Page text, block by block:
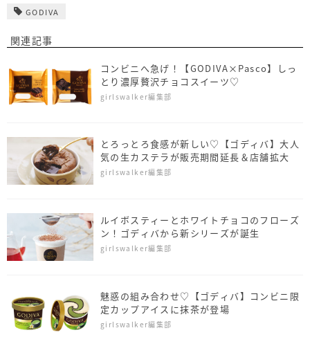
GODIVA
関連記事
コンビニへ急げ！【GODIVA×Pasco】しっ
とり濃厚贅沢チョコスイーツ♡
girlswalker編集部
とろっとろ食感が新しい♡【ゴディバ】大人
気の生カステラが販売期間延長＆店舗拡大
girlswalker編集部
ルイボスティーとホワイトチョコのフローズ
ン！ゴディバから新シリーズが誕生
girlswalker編集部
魅惑の組み合わせ♡【ゴディバ】コンビニ限
定カップアイスに抹茶が登場
girlswalker編集部